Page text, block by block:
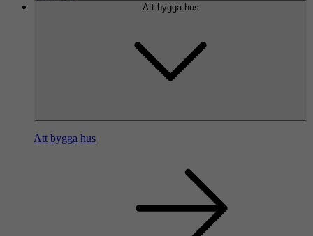
Att bygga hus
Att bygga hus